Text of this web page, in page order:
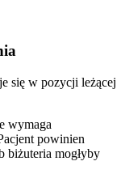
się w pozycji leżącej
wymaga
powinien
biżuteria mogłyby